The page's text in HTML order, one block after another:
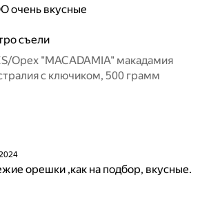
очень вкусные
съели
Орех "MACADAMIA" макадамия
с ключиком, 500 грамм
орешки ,как на подбор, вкусные.